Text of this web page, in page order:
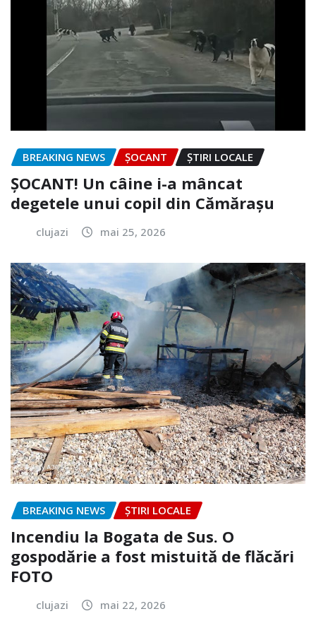
BREAKING NEWS ȘOCANT ȘTIRI LOCALE
ȘOCANT! Un câine i-a mâncat
degetele unui copil din Cămărașu
clujazi mai 25, 2026
BREAKING NEWS ȘTIRI LOCALE
Incendiu la Bogata de Sus. O
gospodărie a fost mistuită de flăcări
FOTO
clujazi mai 22, 2026